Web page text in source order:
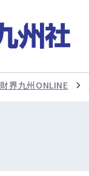
財界九州ONLINE